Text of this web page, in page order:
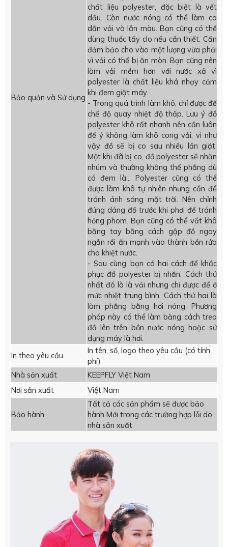
Bảo quản và Sử dụng
chất liệu polyester, đặc biệt là vết
dầu. Còn nước nóng có thể làm co
dần vải và lẫn màu. Bạn cũng có thể
dùng thuốc tẩy clo nếu cần thiết. Cần
đảm bảo cho vào một lượng vừa phải
vì vải có thể bị ăn mòn. Bạn cũng nên
làm vải mềm hơn với nước xả vì
polyester là chất liệu khá nhạy cảm
khi đem giặt máy.
- Trong quá trình làm khô, chỉ được để
chế độ quay nhiệt độ thấp. Lưu ý đồ
polyester khô rất nhanh nên cần luôn
để ý không làm khô cong vải, vì như
vậy đồ sẽ bị co sau nhiều lần giặt.
Một khi đã bị co, đồ polyester sẽ nhăn
nhúm và thường không thể phẳng dù
có đem là… Polyester cũng có thể
được làm khô tự nhiên nhưng cần để
tránh ánh sáng mặt trời. Nên chỉnh
đúng dáng đồ trước khi phơi để tránh
hỏng phom. Bạn cũng có thể vắt khô
bằng tay bằng cách gập đồ ngay
ngắn rồi ấn mạnh vào thành bồn rửa
cho khiệt nước.
- Sau cùng, bạn có hai cách để khắc
phục đồ polyester bị nhăn. Cách thứ
nhất đó là là vải nhưng chỉ được để ở
mức nhiệt trung bình. Cách thứ hai là
làm phẳng bằng hơi nóng. Phương
pháp này có thể làm bằng cách treo
đồ lên trên bồn nước nóng hoặc sử
dụng máy là hơi.
In theo yêu cầu
In tên, số, logo theo yêu cầu (có tính
phí)
Nhà sản xuất
KEEPFLY Việt Nam
Nơi sản xuất
Việt Nam
Bảo hành
Tất cả các sản phẩm sẽ được bảo
hành Mới trong các trường hợp lỗi do
nhà sản xuất